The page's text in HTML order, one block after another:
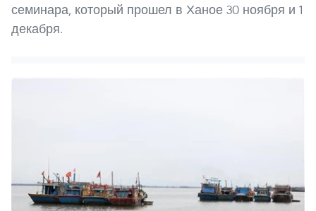
семинара, который прошел в Ханое 30 ноября и 1
декабря.